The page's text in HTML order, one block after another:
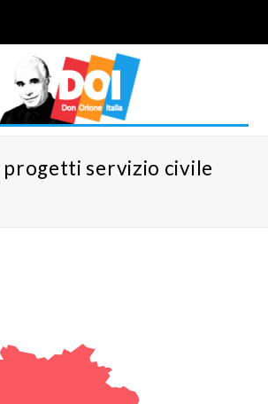
progetti servizio civile